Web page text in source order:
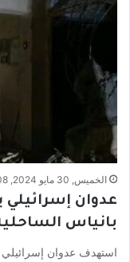
الخميس, 30 مايو 2024, 10:08 ص
عدوان
بانياس
استهدف عدوان إسرائيلي